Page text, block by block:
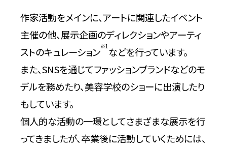
作家活動をメインに、アートに関連したイベント
主催の他、展示企画のディレクションやアーティ
ストのキュレーション※1 などを行っています。
また、SNSを通じてファッションブランドなどのモ
デルを務めたり、美容学校のショーに出演したり
もしています。
個人的な活動の一環としてさまざまな展示を行
ってきましたが、卒業後に活動していくためには、